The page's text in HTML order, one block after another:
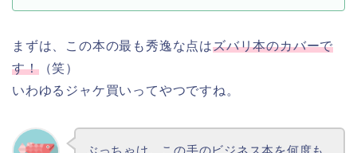
まずは、この本の最も秀逸な点はズバリ本のカバーで
す！（笑）
いわゆるジャケ買いってやつですね。
ぶっちゃけ、この手のビジネス本を何度も